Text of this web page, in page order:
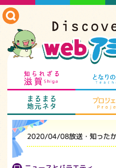
知られざる
まるまる地
2020/04/08放送・知った